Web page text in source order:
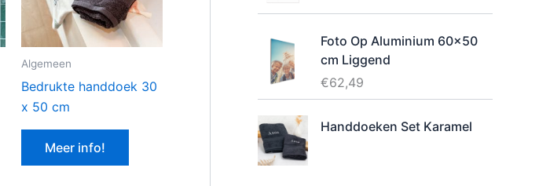
Algemeen
Bedrukte handdoek 30
x 50 cm
Meer info!
e
j
p
i
j
€
Foto Op Aluminium 60x50
cm Liggend
€62,49
Handdoeken Set Karamel